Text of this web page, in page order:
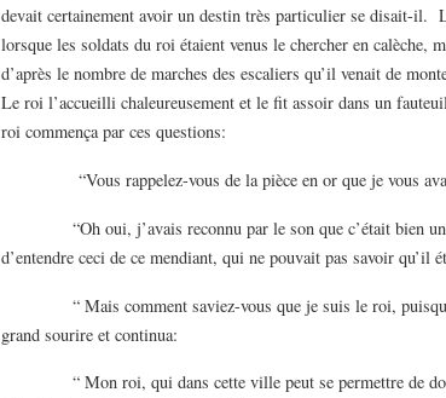
devait certainement avoir un destin très particulier se disait-il.
lorsque les soldats du roi étaient venus le chercher en calèche,
d’après le nombre de marches des escaliers qu’il venait de
Le roi l’accueilli chaleureusement et le fit assoir dans un
roi commença par ces questions:
“Vous rappelez-vous de la pièce en or que je vous avais
“Oh oui, j’avais reconnu par le son que c’était bien
d’entendre ceci de ce mendiant, qui ne pouvait pas savoir qu’il
“ Mais comment saviez-vous que je suis le roi, puisque
grand sourire et continua:
“ Mon roi, qui dans cette ville peut se permettre de